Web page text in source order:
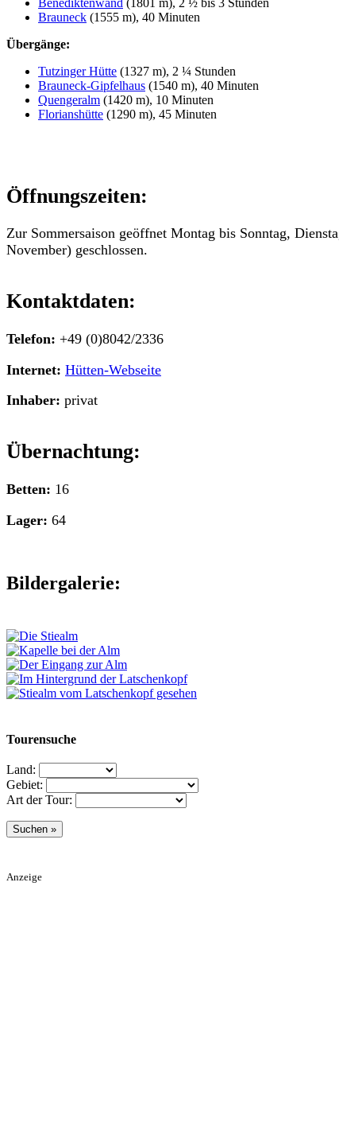
Brauneck (1555 m), 40 Minuten
Übergänge:
Tutzinger Hütte (1327 m), 2 ¼ Stunden
Brauneck-Gipfelhaus (1540 m), 40 Minuten
Quengeralm (1420 m), 10 Minuten
Florianshütte (1290 m), 45 Minuten
Öffnungszeiten:
Zur Sommersaison geöffnet Montag bis Sonntag,
November) geschlossen.
Kontaktdaten:
Telefon: +49 (0)8042/2336
Internet: Hütten-Webseite
Inhaber: privat
Übernachtung:
Betten: 16
Lager: 64
Bildergalerie:
Tourensuche
Land:
Gebiet:
Art der Tour:
Anzeige